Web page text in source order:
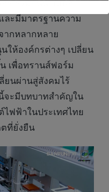
ร์ ร่วมกันนำเสนอ
ะมีมาตรฐานความ
ากหลากหลาย
ให้องค์กรต่างๆ เปลี่ยน
เพื่อทรานส์ฟอร์ม
ยนผ่านสู่สังคมไร้
จะมีบทบาทสำคัญใน
ไฟฟ้าในประเทศไทย
ที่ยั่งยืน